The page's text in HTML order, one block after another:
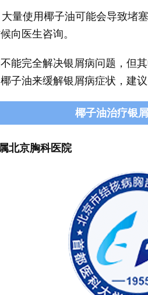
量使用椰子油可能会导致堵
向医生咨询。
能完全解决银屑病问题，但
子油来缓解银屑病症状，建
椰子油治疗银
北京胸科医院